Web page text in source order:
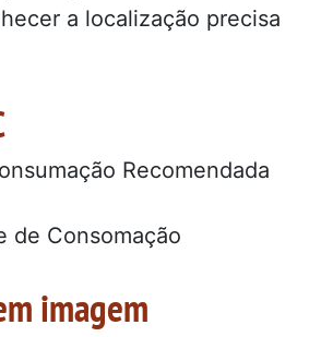
a localização precisa
Recomendada
de Consomação
imagem